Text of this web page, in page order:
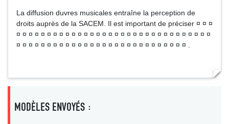
La diffusion duvres musicales entraîne la perception de
droits auprès de la SACEM. Il est important de préciser ¤ ¤ ¤
¤ ¤ ¤ ¤ ¤ ¤ ¤ ¤ ¤ ¤ ¤ ¤ ¤ ¤ ¤ ¤ ¤ ¤ ¤ ¤ ¤ ¤ ¤ ¤ ¤ ¤ ¤ ¤ ¤ ¤ ¤ ¤
¤ ¤ ¤ ¤ ¤ ¤ ¤ ¤ ¤ ¤ ¤ ¤ ¤ ¤ ¤ ¤ ¤ ¤ ¤ ¤ ¤ ¤ ¤ ¤ ¤ ¤ ¤ ¤ .
MODÈLES ENVOYÉS :